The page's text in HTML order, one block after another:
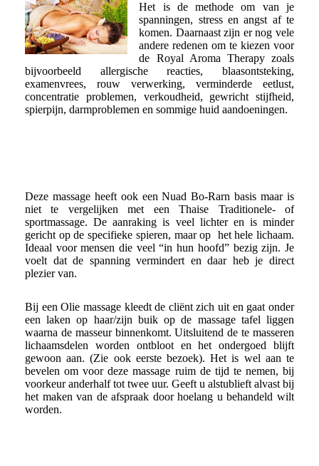
Het is de methode om van je
spanningen, stress en angst af te
komen. Daarnaast zijn er nog vele
andere redenen om te kiezen voor
de Royal Aroma Therapy zoals
bijvoorbeeld allergische reacties, blaasontsteking,
examenvrees, rouw verwerking, verminderde eetlust,
concentratie problemen, verkoudheid, gewricht stijfheid,
spierpijn, darmproblemen en sommige huid aandoeningen.
Deze massage heeft ook een Nuad Bo-Rarn basis maar is
niet te vergelijken met een Thaise Traditionele- of
sportmassage. De aanraking is veel lichter en is minder
gericht op de specifieke spieren, maar op het hele lichaam.
Ideaal voor mensen die veel “in hun hoofd” bezig zijn. Je
voelt dat de spanning vermindert en daar heb je direct
plezier van.
Bij een Olie massage kleedt de cliënt zich uit en gaat onder
een laken op haar/zijn buik op de massage tafel liggen
waarna de masseur binnenkomt. Uitsluitend de te masseren
lichaamsdelen worden ontbloot en het ondergoed blijft
gewoon aan. (Zie ook eerste bezoek). Het is wel aan te
bevelen om voor deze massage ruim de tijd te nemen, bij
voorkeur anderhalf tot twee uur. Geeft u alstublieft alvast bij
het maken van de afspraak door hoelang u behandeld wilt
worden.